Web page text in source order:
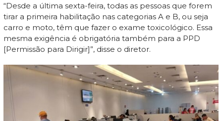
“Desde a última sexta-feira, todas as pessoas que forem
tirar a primeira habilitação nas categorias A e B, ou seja
carro e moto, têm que fazer o exame toxicológico. Essa
mesma exigência é obrigatória também para a PPD
[Permissão para Dirigir]”, disse o diretor.